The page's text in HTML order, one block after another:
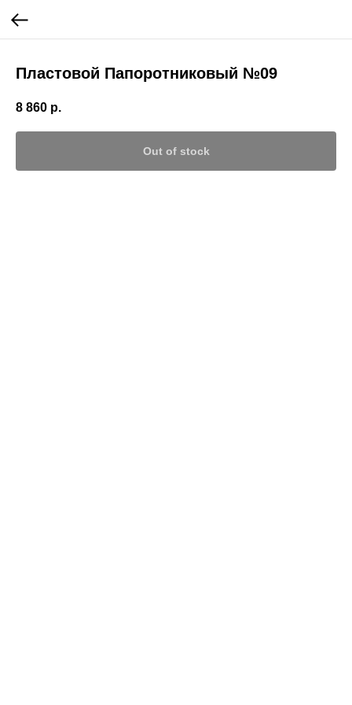
Пластовой Папоротниковый №09
8 860 р.
Out of stock